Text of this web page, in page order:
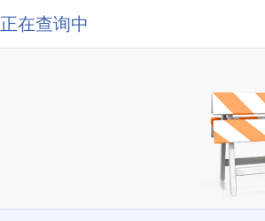
正在查询中